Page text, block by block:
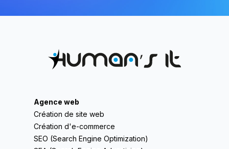
Agence web
Création de site web
Création d'e-commerce
SEO (Search Engine Optimization)